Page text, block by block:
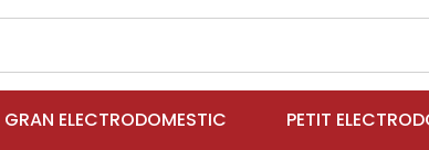
GRAN ELECTRODOMESTIC PETIT